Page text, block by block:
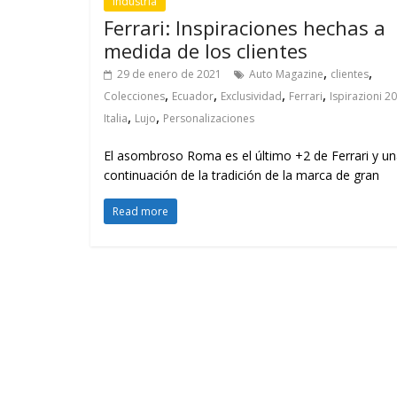
Ferrari: Inspiraciones hechas a
medida de los clientes
29 de enero de 2021 Auto Magazine, clientes,
Colecciones, Ecuador, Exclusividad, Ferrari, Ispirazioni
Italia, Lujo, Personalizaciones
El asombroso Roma es el último +2 de Ferrari y
continuación de la tradición de la marca de gran
Read more